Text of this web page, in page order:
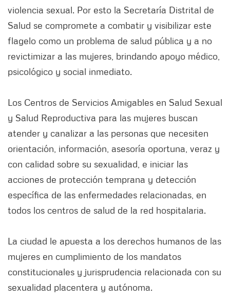
violencia sexual. Por esto la Secretaría Distrital de
Salud se compromete a combatir y visibilizar este
flagelo como un problema de salud pública y a no
revictimizar a las mujeres, brindando apoyo médico,
psicológico y social inmediato.
Los Centros de Servicios Amigables en Salud Sexual
y Salud Reproductiva para las mujeres buscan
atender y canalizar a las personas que necesiten
orientación, información, asesoría oportuna, veraz y
con calidad sobre su sexualidad, e iniciar las
acciones de protección temprana y detección
específica de las enfermedades relacionadas, en
todos los centros de salud de la red hospitalaria.
La ciudad le apuesta a los derechos humanos de las
mujeres en cumplimiento de los mandatos
constitucionales y jurisprudencia relacionada con su
sexualidad placentera y autónoma.